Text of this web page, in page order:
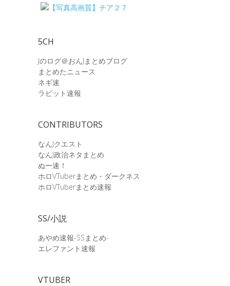
5CH
Jのログ＠おんJまとめブログ
まとめたニュース
ネギ速
ラビット速報
CONTRIBUTORS
なんJクエスト
なんJ政治ネタまとめ
ぬー速！
ホロVTuberまとめ・ダークネス
ホロVTuberまとめ速報
SS/小説
あやめ速報-SSまとめ-
エレファント速報
VTUBER